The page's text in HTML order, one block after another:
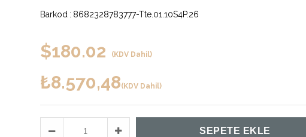
Barkod : 8682328783777-Tte.01.10S4P.26
$180.02 (KDV Dahil)
₺8.570,48(KDV Dahil)